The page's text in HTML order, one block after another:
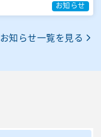
お知らせ
お知らせ一覧を見る